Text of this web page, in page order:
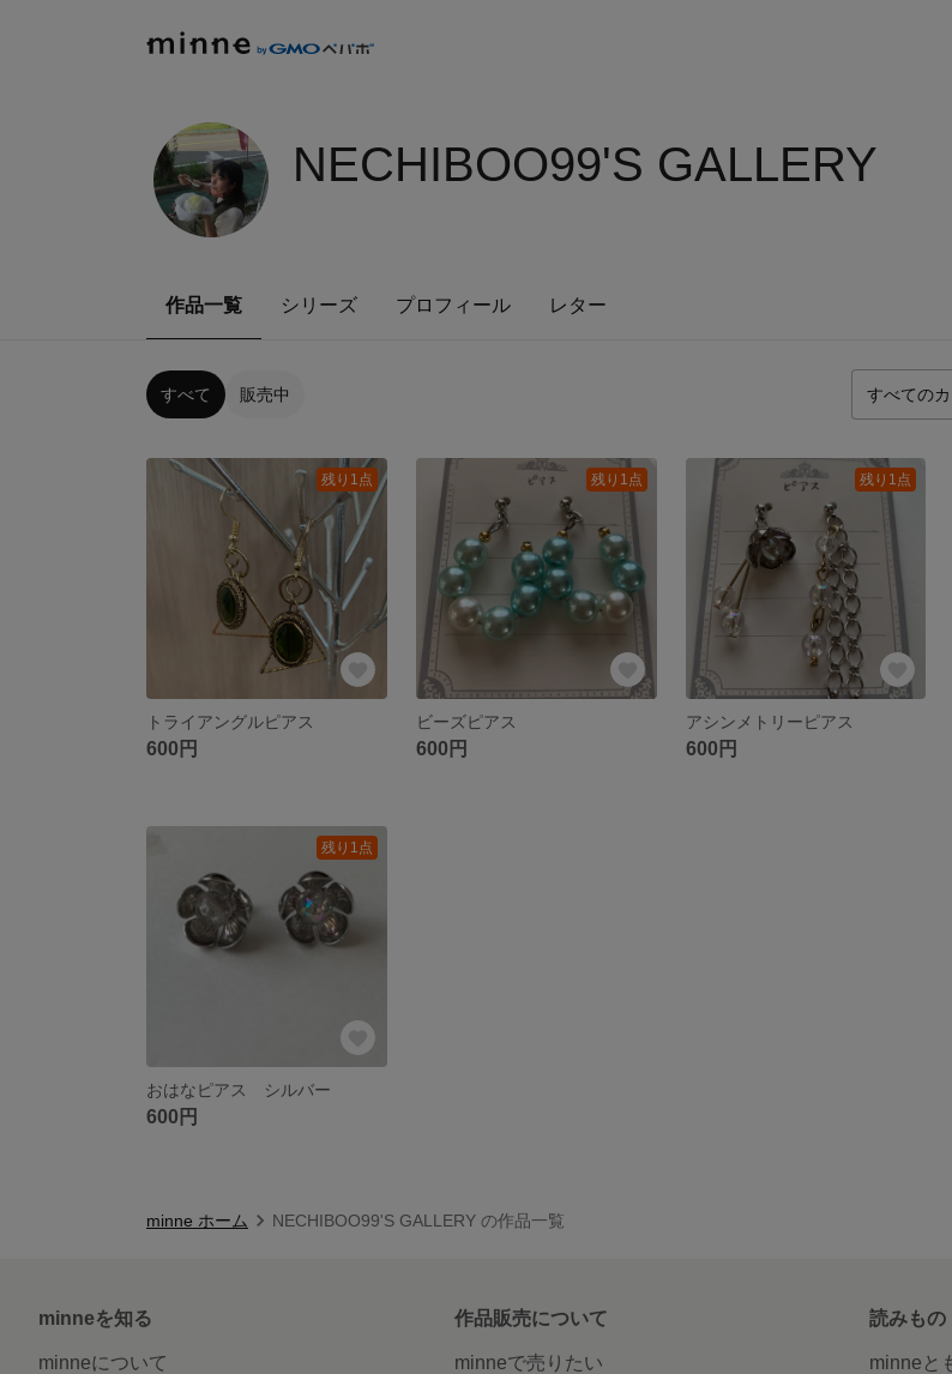
NECHIBOO99'S GALLERY
作品一覧 シリーズ プロフィール レター
すべて 販売中
残り1点
トライアングルピアス
600円
残り1点
ビーズピアス
600円
残り1点
アシンメトリーピアス
600円
残り1点
おはなピアス シルバー
600円
minne ホーム NECHIBOO99'S GALLERY の作品一覧
minneを知る
minneについて
作品販売について
minneで売りたい
読みもの
minneと